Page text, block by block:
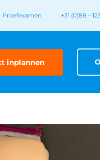
Proefexamen +31 (0)88 –
inplannen